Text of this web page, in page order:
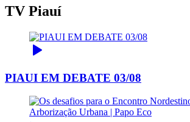
TV Piauí
PIAUI EM DEBATE 03/08